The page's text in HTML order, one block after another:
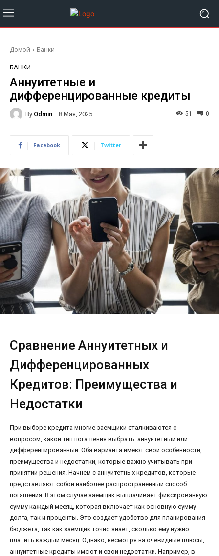
Домой Банки
БАНКИ
Аннуитетные и
дифференцированные кредиты
By Odmin 8 Мая, 2025 0
51
Facebook Twitter
Сравнение Аннуитетных и
Дифференцированных
Кредитов: Преимущества и
Недостатки
При выборе кредита многие заемщики сталкиваются с
вопросом, какой тип погашения выбрать: аннуитетный или
дифференцированный. Оба варианта имеют свои особенности,
преимущества и недостатки, которые важно учитывать при
принятии решения. Начнем с аннуитетных кредитов, которые
представляют собой наиболее распространенный способ
погашения. В этом случае заемщик выплачивает фиксированную
сумму каждый месяц, которая включает как основную сумму
долга, так и проценты. Это создает удобство для планирования
бюджета, так как заемщик точно знает, сколько ему нужно
платить каждый месяц. Однако, несмотря на очевидные плюсы,
аннуитетные кредиты имеют и свои недостатки. Например, в